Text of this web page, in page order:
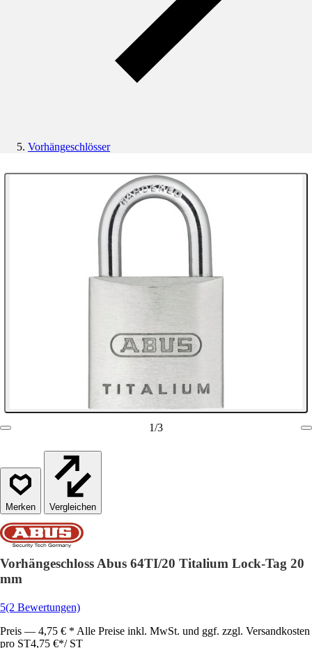
Vorhängeschlösser
1/3
Vergleichen
Vorhängeschloss Abus 64TI/20 Titalium Lock-Tag 20
mm
5(2 Bewertungen)
Preis — 4,75 € * Alle Preise inkl. MwSt. und ggf. zzgl. Versandkosten
pro ST4,75 €*/ ST